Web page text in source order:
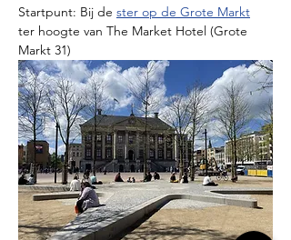
Startpunt: Bij de ster op de Grote Markt
ter hoogte van The Market Hotel (Grote
Markt 31)